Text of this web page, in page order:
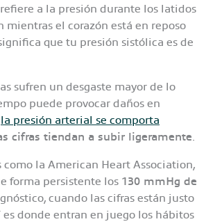
a la presión durante los latidos
mientras el corazón está en reposo
que tu presión sistólica es de
sufren un desgaste mayor de lo
puede provocar daños en
la presión arterial se comporta
cifras tiendan a subir ligeramente.
la American Heart Association,
forma persistente los 130 mmHg de
cuando las cifras están justo
donde entran en juego los hábitos